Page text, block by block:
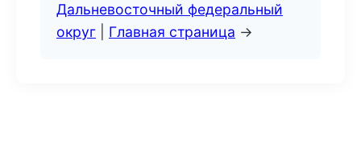
Дальневосточный федеральный
округ
Главная страница →